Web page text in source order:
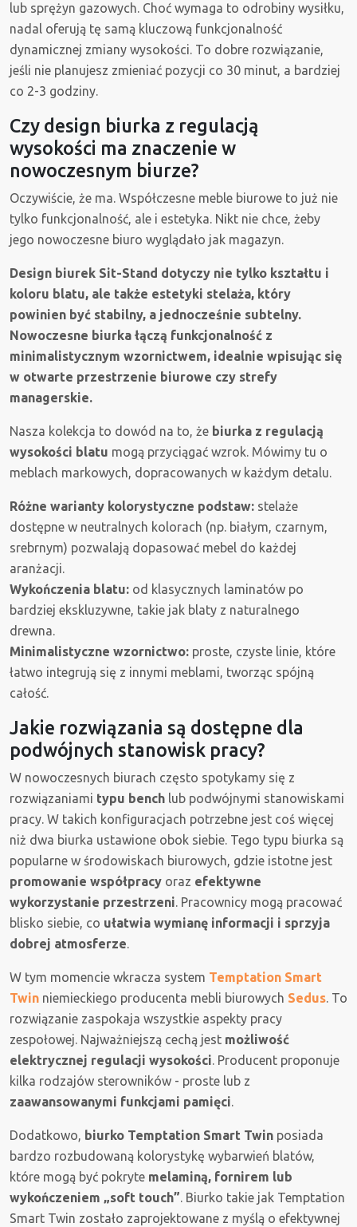
lub sprężyn gazowych. Choć wymaga to odrobiny wysiłku,
nadal oferują tę samą kluczową funkcjonalność
dynamicznej zmiany wysokości. To dobre rozwiązanie,
jeśli nie planujesz zmieniać pozycji co 30 minut, a bardziej
co 2-3 godziny.
Czy design biurka z regulacją
wysokości ma znaczenie w
nowoczesnym biurze?
Oczywiście, że ma. Współczesne meble biurowe to już nie
tylko funkcjonalność, ale i estetyka. Nikt nie chce, żeby
jego nowoczesne biuro wyglądało jak magazyn.
Design biurek Sit-Stand dotyczy nie tylko kształtu i
koloru blatu, ale także estetyki stelaża, który
powinien być stabilny, a jednocześnie subtelny.
Nowoczesne biurka łączą funkcjonalność z
minimalistycznym wzornictwem, idealnie wpisując się
w otwarte przestrzenie biurowe czy strefy
managerskie.
Nasza kolekcja to dowód na to, że biurka z regulacją
wysokości blatu mogą przyciągać wzrok. Mówimy tu o
meblach markowych, dopracowanych w każdym detalu.
Różne warianty kolorystyczne podstaw: stelaże
dostępne w neutralnych kolorach (np. białym, czarnym,
srebrnym) pozwalają dopasować mebel do każdej
aranżacji.
Wykończenia blatu: od klasycznych laminatów po
bardziej ekskluzywne, takie jak blaty z naturalnego
drewna.
Minimalistyczne wzornictwo: proste, czyste linie, które
łatwo integrują się z innymi meblami, tworząc spójną
całość.
Jakie rozwiązania są dostępne dla
podwójnych stanowisk pracy?
W nowoczesnych biurach często spotykamy się z
rozwiązaniami typu bench lub podwójnymi stanowiskami
pracy. W takich konfiguracjach potrzebne jest coś więcej
niż dwa biurka ustawione obok siebie. Tego typu biurka są
popularne w środowiskach biurowych, gdzie istotne jest
promowanie współpracy oraz efektywne
wykorzystanie przestrzeni. Pracownicy mogą pracować
blisko siebie, co ułatwia wymianę informacji i sprzyja
dobrej atmosferze.
W tym momencie wkracza system Temptation Smart
Twin niemieckiego producenta mebli biurowych Sedus. To
rozwiązanie zaspokaja wszystkie aspekty pracy
zespołowej. Najważniejszą cechą jest możliwość
elektrycznej regulacji wysokości. Producent proponuje
kilka rodzajów sterowników - proste lub z
zaawansowanymi funkcjami pamięci.
Dodatkowo, biurko Temptation Smart Twin posiada
bardzo rozbudowaną kolorystykę wybarwień blatów,
które mogą być pokryte melaminą, fornirem lub
wykończeniem „soft touch”. Biurko takie jak Temptation
Smart Twin zostało zaprojektowane z myślą o efektywnej